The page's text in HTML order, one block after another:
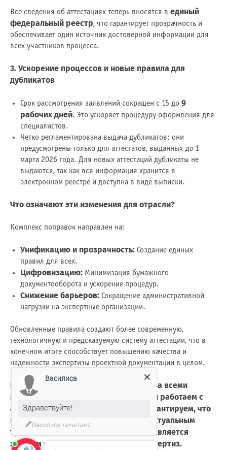
Все сведения об аттестациях теперь вносятся в единый
федеральный реестр, что гарантирует прозрачность и
обеспечивает один источник достоверной информации для
всех участников процесса.
3. Ускорение процессов и новые правила для
дубликатов
Срок рассмотрения заявлений сокращен с 15 до 9
рабочих дней. Это ускоряет процедуру оформления для
специалистов.
Четко регламентирована выдача дубликатов: они
предусмотрены только для аттестатов, выданных до1
марта 2026 года. Для новых аттестаций дубликаты не
выдаются, так как вся информация хранится в
электронном реестре и доступна в виде выписки.
Что означают эти изменения для отрасли?
Комплекс поправок направлен на:
Унификацию и прозрачность: Создание единых
правил для всех.
Цифровизацию: Минимизация бумажного
документооборота и ускорение процедур.
Снижение барьеров: Сокращение административной
нагрузки на экспертные организации.
Обновленные правила создают более современную,
технологичную и предсказуемую систему аттестации, что в
конечном итоге способствует повышению качества и
надежности экспертизы проектной документации в целом.
Наша компания внимательно следит за всеми
изменениями в нормативной базе. Мы работаем с
аттестованными специалистами и гарантируем, что
наши проекты соответствуют всем актуальным
требованиям законодательства, что является
залогом успешного прохождения экспертиз.
Василиса
Здравствуйте!
Василиса печатает...